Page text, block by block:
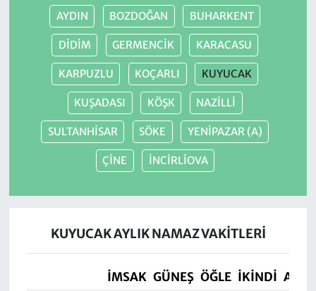
AYDIN BOZDOĞAN BUHARKENT
DİDİM GERMENCİK KARACASU
KARPUZLU KOÇARLI KUYUCAK
KUŞADASI KÖŞK NAZİLLİ
SULTANHİSAR SÖKE YENİPAZAR (A)
ÇİNE İNCİRLİOVA
KUYUCAK AYLIK NAMAZ VAKITLERI
İMSAK GÜNEŞ ÖĞLE İKINDI